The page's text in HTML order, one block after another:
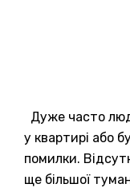
Дуже часто
у квартирі або
помилки.
ще більшої